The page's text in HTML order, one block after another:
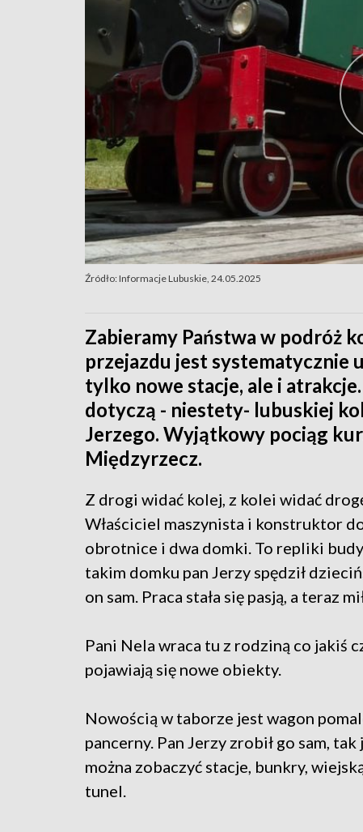
Źródło: Informacje Lubuskie, 24.05.2025
Zabieramy Państwa w podróż
przejazdu jest systematycznie
tylko nowe stacje, ale i
dotyczą - niestety- lubuskiej
Jerzego. Wyjątkowy pociąg
Międzyrzecz.
Z drogi widać kolej, z kolei widać
Właściciel maszynista i konstruktor
obrotnice i dwa domki. To repliki
takim domku pan Jerzy spędził
on sam. Praca stała się pasją, a teraz
Pani Nela wraca tu z rodziną co jakiś
pojawiają się nowe obiekty.
Nowością w taborze jest wagon
pancerny. Pan Jerzy zrobił go sam,
można zobaczyć stacje, bunkry,
tunel.